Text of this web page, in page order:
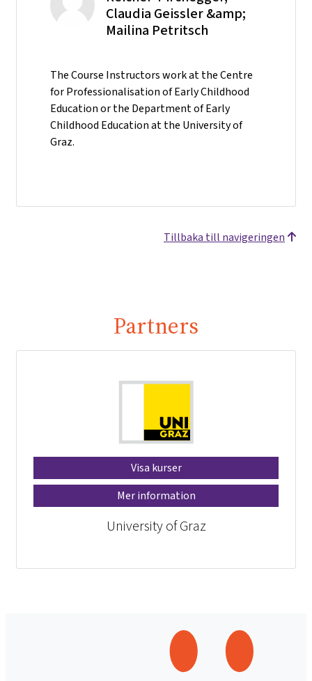
Claudia Geissler &amp;
Mailina Petritsch
The Course Instructors work at the Centre
for Professionalisation of Early Childhood
Education or the Department of Early
Childhood Education at the University of
Graz.
Tillbaka till navigeringen
Partners
Visa kurser
Mer information
University of Graz